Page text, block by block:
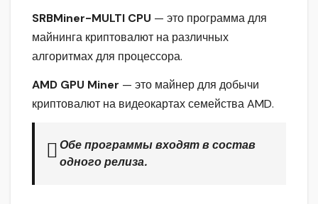
SRBMiner-MULTI CPU — это программа для
майнинга криптовалют на различных
алгоритмах для процессора.
AMD GPU Miner — это майнер для добычи
криптовалют на видеокартах семейства AMD.
Обе программы входят в состав
одного релиза.